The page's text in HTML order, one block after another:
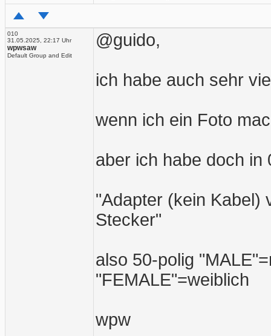
010
31.05.2025, 22:17 Uhr
wpwsaw
Default Group and Edit
@guido,
ich habe auch sehr
wenn ich ein Foto
aber ich habe doch in
"Adapter (kein Kabel)
Stecker"
also 50-polig
"FEMALE"=weiblich
wpw